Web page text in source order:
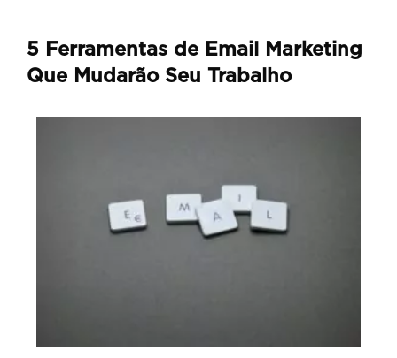
5 Ferramentas de Email Marketing
Que Mudarão Seu Trabalho